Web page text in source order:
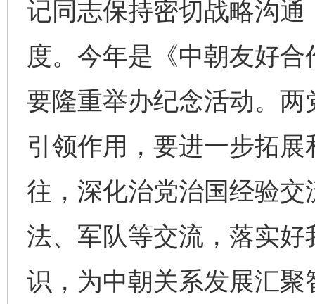
记同志保持密切战略沟
度。今年是《中朝友好
要隆重举办纪念活动。
引领作用，要进一步拓
往，深化治党治国经验
法、军队等交流，落实
识，为中朝关系发展汇聚